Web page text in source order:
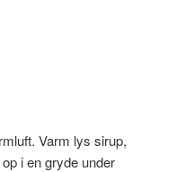
Varm lys sirup,
i en gryde under